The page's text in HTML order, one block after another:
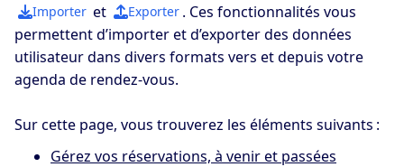
Importer et Exporter . Ces fonctionnalités vous
permettent d’importer et d’exporter des données
utilisateur dans divers formats vers et depuis votre
agenda de rendez-vous.
Sur cette page, vous trouverez les éléments suivants :
Gérez vos réservations, à venir et passées